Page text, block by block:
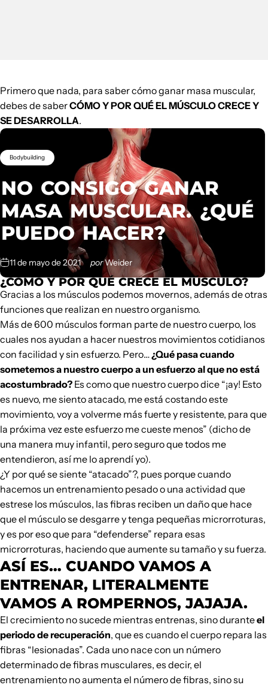
Bodybuilding
NO CONSIGO GANAR
MASA MUSCULAR. ¿QUÉ
PUEDO HACER?
11 de mayo de 2021 porWeider
Primero que nada, para saber cómo ganar masa muscular,
debes de saberCÓMO Y POR QUÉ EL MÚSCULO CRECE Y
SE DESARROLLA.
¿CÓMO Y POR QUÉ CRECE EL MÚSCULO?
Gracias a los músculos podemos movernos, además de otras
funciones que realizan en nuestro organismo.
Más de 600 músculos forman parte de nuestro cuerpo, los
cuales nos ayudan a hacer nuestros movimientos cotidianos
con facilidad y sin esfuerzo. Pero…¿Qué pasa cuando
sometemos a nuestro cuerpo a un esfuerzo al que no está
acostumbrado? Es como que nuestro cuerpo dice “¡ay! Esto
es nuevo, me siento atacado, me está costando este
movimiento, voy a volverme más fuerte y resistente, para que
la próxima vez este esfuerzo me cueste menos” (dicho de
una manera muy infantil, pero seguro que todos me
entendieron, así me lo aprendí yo).
¿Y por qué se siente “atacado”?, pues porque cuando
hacemos un entrenamiento pesado o una actividad que
estrese los músculos, las fibras reciben un daño que hace
que el músculo se desgarre y tenga pequeñas microrroturas,
y es por eso que para “defenderse” repara esas
microrroturas, haciendo que aumente su tamaño y su fuerza.
ASÍ ES… CUANDO VAMOS A
ENTRENAR, LITERALMENTE
VAMOS A ROMPERNOS, JAJAJA.
El crecimiento no sucede mientras entrenas, sino duranteel
periodo de recuperación, que es cuando el cuerpo repara las
fibras “lesionadas”. Cada uno nace con un número
determinado de fibras musculares, es decir, el
entrenamiento no aumenta el número de fibras, sino su